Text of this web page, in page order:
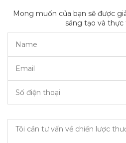
Mong muốn của bạn sẽ được
sáng tạo và thực